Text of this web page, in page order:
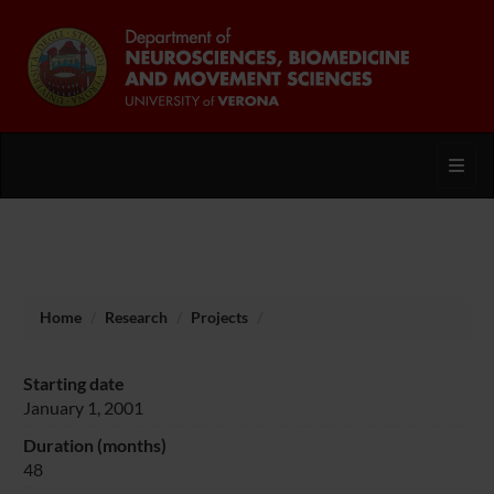
Home Research Projects
Starting date
January 1, 2001
Duration (months)
48